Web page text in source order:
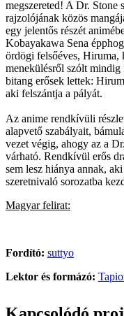
megszereted! A Dr. Stone
rajzolójának közös
egy jelentős részét
Kobayakawa Sena
ördögi felsőéves, Hiruma,
menekülésről szólt
bitang erősek lettek:
aki felszántja a pályát.
Az anime rendkívüli
alapvető szabályait,
vezet végig, ahogy az a
várható. Rendkívül erős
sem lesz hiánya annak,
szeretnivaló sorozatba
Magyar felirat:
Fordító: suttyo
Lektor és formázó: